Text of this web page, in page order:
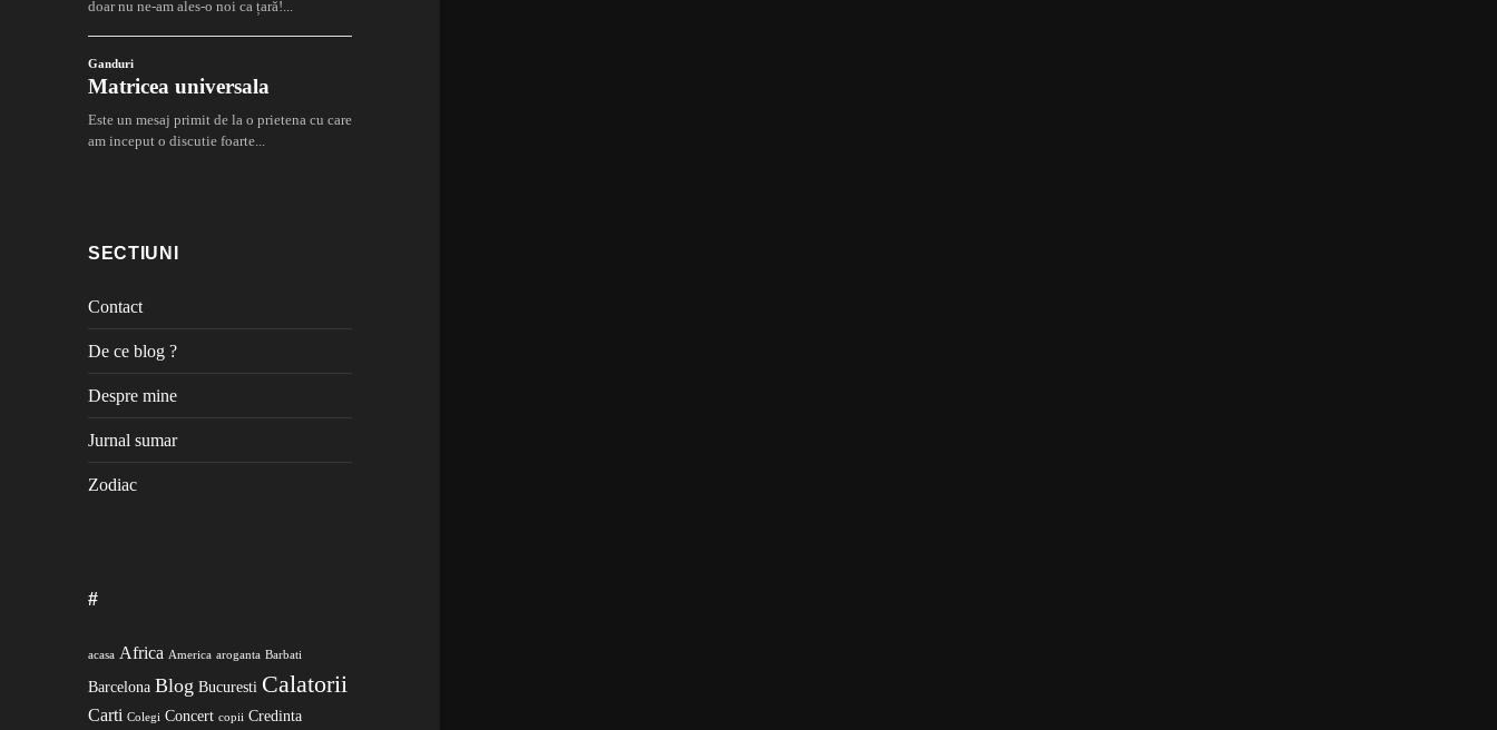
SECTIUNI
Contact
De ce blog ?
Despre mine
Jurnal sumar
Zodiac
#
acasa Africa America aroganta Barbati
Barcelona Blog Bucuresti Calatorii
Carti Colegi Concert copii Credinta